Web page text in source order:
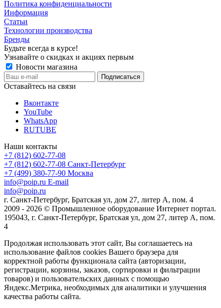
Политика конфиденциальности
Информация
Статьи
Технологии производства
Бренды
Будьте всегда в курсе!
Узнавайте о скидках и акциях первым
Новости магазина
Оставайтесь на связи
Вконтакте
YouTube
WhatsApp
RUTUBE
Наши контакты
+7 (812) 602-77-08
+7 (812) 602-77-08 Санкт-Петербург
+7 (499) 380-77-90 Москва
info@poip.ru E-mail
info@poip.ru
г. Санкт-Петербург, Братская ул, дом 27, литер А, пом. 4
2009 - 2026 © Промышленное оборудование Интернет портал.
195043, г. Санкт-Петербург, Братская ул, дом 27, литер А, пом.
4
Продолжая использовать этот сайт, Вы соглашаетесь на
использование файлов cookies Вашего браузера для
корректной работы функционала сайта (авторизации,
регистрации, корзины, заказов, сортировки и фильтрации
товаров) и пользовательских данных с помощью
Яндекс.Метрика, необходимых для аналитики и улучшения
качества работы сайта.